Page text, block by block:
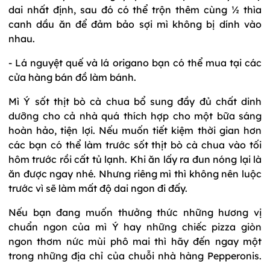
dai nhất định, sau đó có thể trộn thêm cùng ½ thìa
canh dầu ăn để đảm bảo sợi mì không bị dính vào
nhau.
- Lá nguyệt quế và lá origano bạn có thể mua tại các
cửa hàng bán đồ làm bánh.
Mì Ý sốt thịt bò cà chua bổ sung đầy đủ chất dinh
dưỡng cho cả nhà quá thích hợp cho một bữa sáng
hoàn hảo, tiện lợi. Nếu muốn tiết kiệm thời gian hơn
các bạn có thể làm trước sốt thịt bò cà chua vào tối
hôm trước rồi cất tủ lạnh. Khi ăn lấy ra đun nóng lại là
ăn được ngay nhé. Nhưng riêng mì thì không nên luộc
trước vì sẽ làm mất độ dai ngon đi đấy.
Nếu bạn đang muốn thưởng thức những hương vị
chuẩn ngon của mì Ý hay những chiếc pizza giòn
ngon thơm nức mùi phô mai thì hãy đến ngay một
trong những địa chỉ của chuỗi nhà hàng Pepperonis.